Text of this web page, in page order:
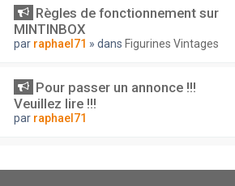
Règles de fonctionnement sur
MINTINBOX
par raphael71 » dans Figurines Vintages
Pour passer un annonce !!!
Veuillez lire !!!
par raphael71